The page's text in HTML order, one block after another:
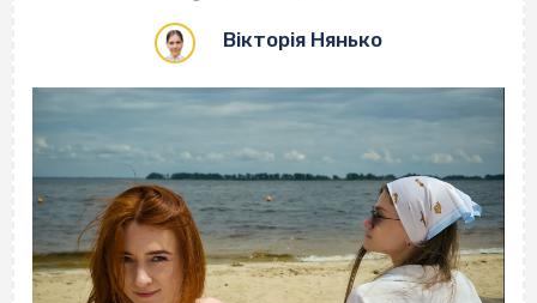
Вікторія Нянько